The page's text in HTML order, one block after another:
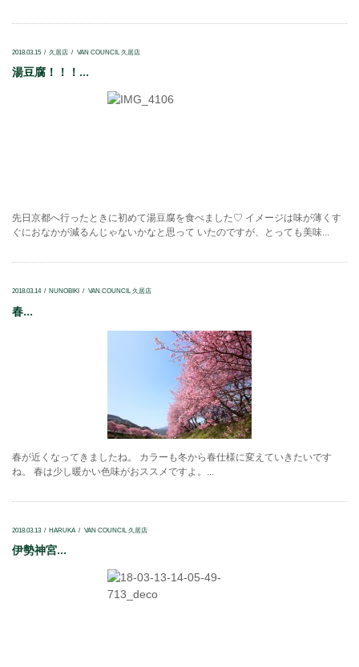
2018.03.15 久居店 VAN COUNCIL 久居店
湯豆腐！！！...
先日京都へ行ったときに初めて湯豆腐を食べました♡ イメージは味が薄くす
ぐにおなかが減るんじゃないかなと思って いたのですが、とっても美味...
2018.03.14 NUNOBIKI VAN COUNCIL 久居店
春...
春が近くなってきましたね。 カラーも冬から春仕様に変えていきたいです
ね。 春は少し暖かい色味がおススメですよ。...
2018.03.13 HARUKA VAN COUNCIL 久居店
伊勢神宮...